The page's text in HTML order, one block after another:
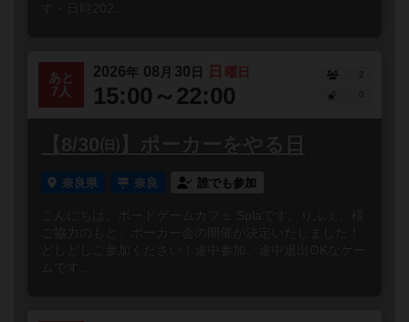
す・日時202...
あと
7人
2026年 08 月 30 日 日 曜日
15:00～22:00
2
【8/30㈰】ポーカーをやる日
奈良県 奈良 誰でも参加
こんにちは。ボードゲームカフェ Splaです。りふぇ。様
ご協力のもと、ポーカー会の開催が決定いたしました！
どしどしご参加ください！途中参加、途中退出OKなゲー